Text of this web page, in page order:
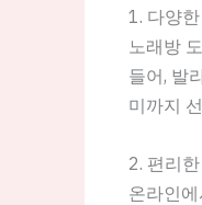
1. 다양
노래방
들어, 발
미까지
2. 편리
온라인